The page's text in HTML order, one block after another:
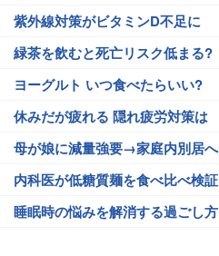
紫外線対策がビタミンD不足に
緑茶を飲むと死亡リスク低まる?
ヨーグルト いつ食べたらいい?
休みだが疲れる 隠れ疲労対策は
母が娘に減量強要→家庭内別居へ
内科医が低糖質麺を食べ比べ検証
睡眠時の悩みを解消する過ごし方